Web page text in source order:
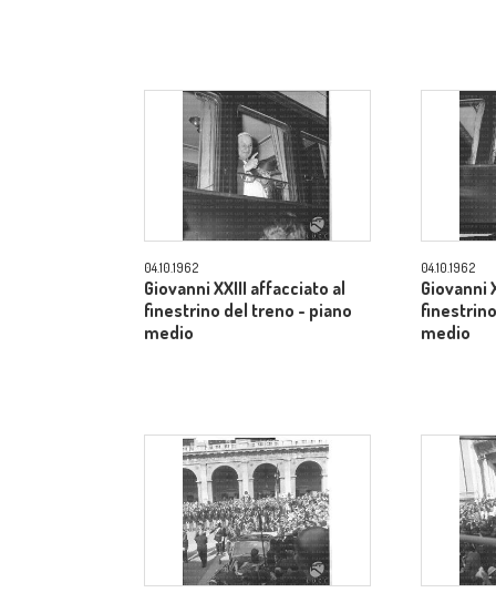
04.10.1962
Giovanni XXIII affacciato al
finestrino del treno - piano
medio
04.10.1962
Giovanni
medio